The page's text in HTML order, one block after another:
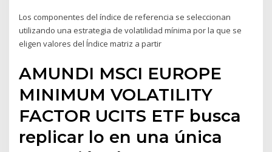
Los componentes del índice de referencia se seleccionan
utilizando una estrategia de volatilidad mínima por la que se
eligen valores del Índice matriz a partir
AMUNDI MSCI EUROPE
MINIMUM VOLATILITY
FACTOR UCITS ETF busca
replicar lo en una única